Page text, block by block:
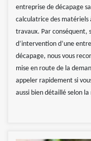
entreprise de décapage
calculatrice des matériels
travaux. Par conséquent,
d’intervention d’une
décapage, nous vous
mise en route de la
appeler rapidement si
aussi bien détaillé selon